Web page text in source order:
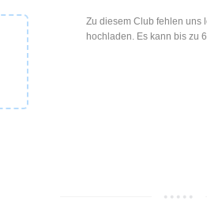
Zu diesem Club fehlen uns
hochladen. Es kann bis zu